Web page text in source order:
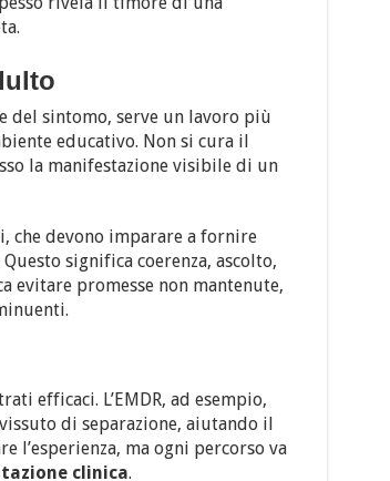
del sintomo, serve un lavoro più
educativo. Non si cura il
la manifestazione visibile di un
che devono imparare a fornire
significa coerenza, ascolto,
evitare promesse non mantenute,
efficaci. L’EMDR, ad esempio,
di separazione, aiutando il
l’esperienza, ma ogni percorso va
clinica.